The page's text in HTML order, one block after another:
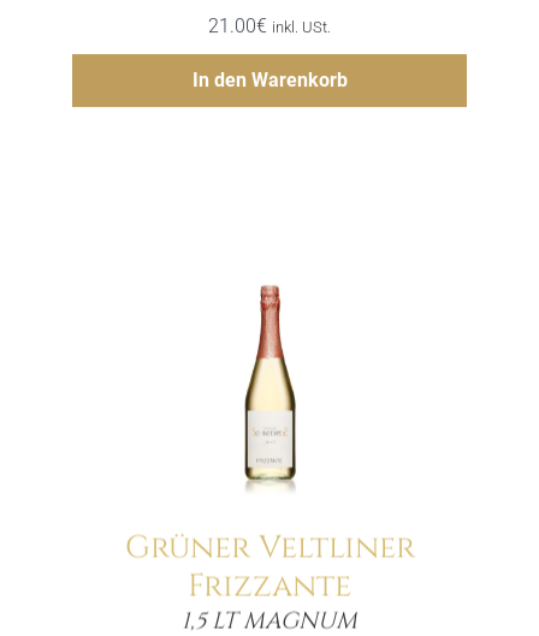
21.00€ inkl. USt.
In den Warenkorb
Hinzufügen
Grüner Veltliner
Frizzante
1,5 LT MAGNUM
Menge